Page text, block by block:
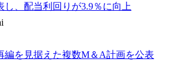
し、配当利回りが3.9％に向上
編を見据えた複数M＆A計画を公表